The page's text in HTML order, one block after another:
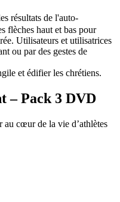
résultats de l'auto-
flèches haut et bas pour
Utilisateurs et utilisatrices
ou par des gestes de
et édifier les chrétiens.
– Pack 3 DVD
cœur de la vie d’athlètes